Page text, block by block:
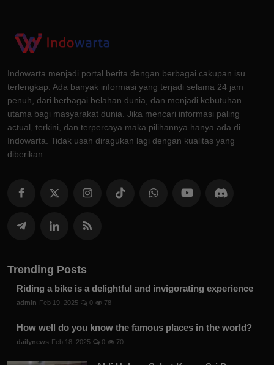
Indowarta menjadi portal berita dengan berbagai cakupan isu
terlengkap. Ada banyak informasi yang terjadi selama 24 jam
penuh, dari berbagai belahan dunia, dan menjadi kebutuhan
utama bagi masyarakat dunia. Jika mencari informasi paling
actual, terkini, dan terpercaya maka pilihannya hanya ada di
Indowarta. Tidak usah diragukan lagi dengan kualitas yang
diberikan.
Trending Posts
Riding a bike is a delightful and invigorating experience
admin Feb 19, 2025 0 78
How well do you know the famous places in the world?
dailynews Feb 18, 2025 0 70